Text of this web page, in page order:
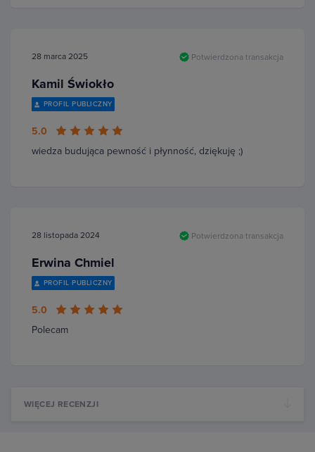
28 marca 2025 Potwierdzona transakcja
Kamil Świokło
PROFIL PUBLICZNY
5.0
wiedza budująca pewność i płynność, dziękuję ;)
28 listopada 2024 Potwierdzona transakcja
Erwina Chmiel
PROFIL PUBLICZNY
5.0
Polecam
WIĘCEJ RECENZJI